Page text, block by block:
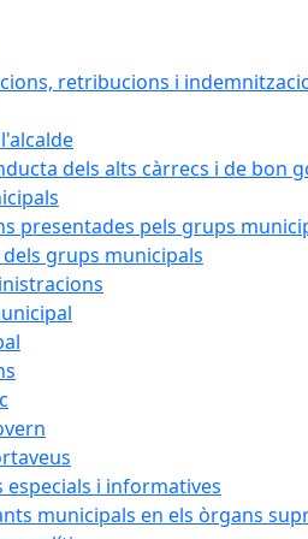
retribucions i
dels alts càrrecs i de bon
presentades pels grups
grups municipals
especials i informatives
municipals en els òrgans